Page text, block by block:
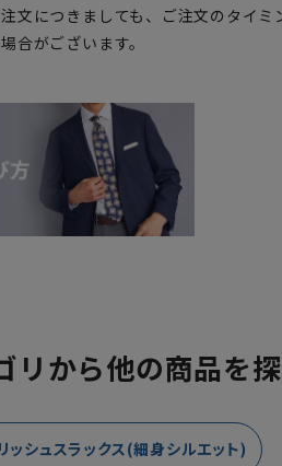
文につきましても、ご注文のタイミ
合がございます。
リから他の商品を
ッシュスラックス(細身シルエット)